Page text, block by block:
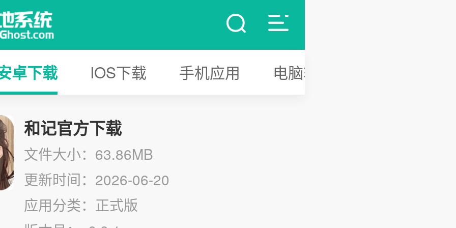
卓下载 IOS下载 手机应用 电脑软件
和记官方下载
文件大小：63.86MB
更新时间：2026-06-20
应用分类：正式版